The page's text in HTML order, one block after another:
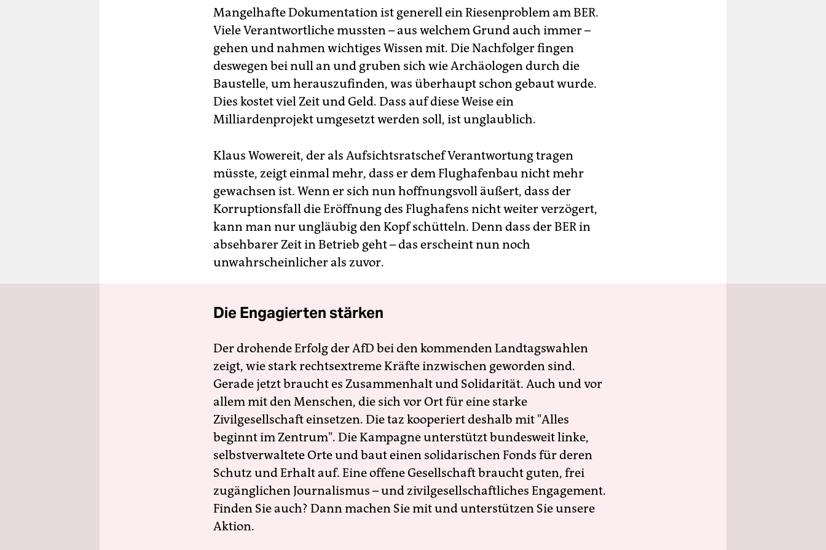
Mangelhafte Dokumentation ist generell ein Riesenproblem am BER.
Viele Verantwortliche mussten – aus welchem Grund auch immer –
gehen und nahmen wichtiges Wissen mit. Die Nachfolger fingen
deswegen bei null an und gruben sich wie Archäologen durch die
Baustelle, um herauszufinden, was überhaupt schon gebaut wurde.
Dies kostet viel Zeit und Geld. Dass auf diese Weise ein
Milliardenprojekt umgesetzt werden soll, ist unglaublich.
Klaus Wowereit, der als Aufsichtsratschef Verantwortung tragen
müsste, zeigt einmal mehr, dass er dem Flughafenbau nicht mehr
gewachsen ist. Wenn er sich nun hoffnungsvoll äußert, dass der
Korruptionsfall die Eröffnung des Flughafens nicht weiter verzögert,
kann man nur ungläubig den Kopf schütteln. Denn dass der BER in
absehbarer Zeit in Betrieb geht – das erscheint nun noch
unwahrscheinlicher als zuvor.
Die Engagierten stärken
Der drohende Erfolg der AfD bei den kommenden Landtagswahlen
zeigt, wie stark rechtsextreme Kräfte inzwischen geworden sind.
Gerade jetzt braucht es Zusammenhalt und Solidarität. Auch und vor
allem mit den Menschen, die sich vor Ort für eine starke
Zivilgesellschaft einsetzen. Die taz kooperiert deshalb mit "Alles
beginnt im Zentrum". Die Kampagne unterstützt bundesweit linke,
selbstverwaltete Orte und baut einen solidarischen Fonds für deren
Schutz und Erhalt auf. Eine offene Gesellschaft braucht guten, frei
zugänglichen Journalismus – und zivilgesellschaftliches Engagement.
Finden Sie auch? Dann machen Sie mit und unterstützen Sie unsere
Aktion.